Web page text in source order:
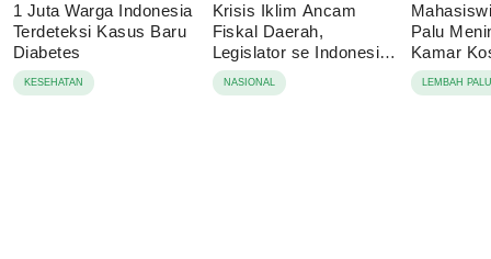
1 Juta Warga Indonesia
Terdeteksi Kasus Baru
Diabetes
KESEHATAN
Krisis Iklim Ancam
Fiskal Daerah,
Legislator se Indonesia
Dorong APBD Berbasis
Ketahanan Lingkungan
NASIONAL
Palu
Kamar
Tolak
LEMBAH PALU